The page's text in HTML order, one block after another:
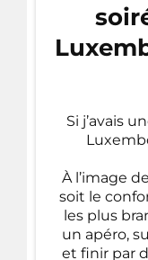
Si j’avais
À l’image
soit le
les plus
un apéro,
et finir par